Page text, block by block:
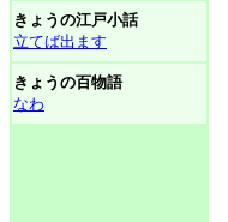
きょうの江戸小話
立てば出ます
きょうの百物語
なわ